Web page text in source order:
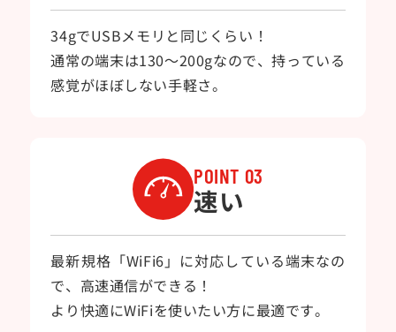
34gでUSBメモリと同じくらい！
通常の端末は130～200gなので、持っている
感覚がほぼしない手軽さ。
POINT 03
速い
最新規格「WiFi6」に対応している端末なの
で、高速通信ができる！
より快適にWiFiを使いたい方に最適です。